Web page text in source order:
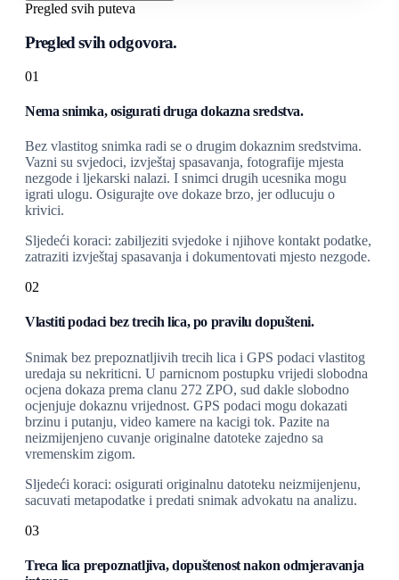
Pregled svih puteva
Pregled svih odgovora.
01
Nema snimka, osigurati druga dokazna sredstva.
Bez vlastitog snimka radi se o drugim dokaznim sredstvima.
Vazni su svjedoci, izvještaj spasavanja, fotografije mjesta
nezgode i ljekarski nalazi. I snimci drugih ucesnika mogu
igrati ulogu. Osigurajte ove dokaze brzo, jer odlucuju o
krivici.
Sljedeći koraci: zabiljeziti svjedoke i njihove kontakt podatke,
zatraziti izvještaj spasavanja i dokumentovati mjesto nezgode.
02
Vlastiti podaci bez trecih lica, po pravilu dopušteni.
Snimak bez prepoznatljivih trecih lica i GPS podaci vlastitog
uredaja su nekriticni. U parnicnom postupku vrijedi slobodna
ocjena dokaza prema clanu 272 ZPO, sud dakle slobodno
ocjenjuje dokaznu vrijednost. GPS podaci mogu dokazati
brzinu i putanju, video kamere na kacigi tok. Pazite na
neizmijenjeno cuvanje originalne datoteke zajedno sa
vremenskim zigom.
Sljedeći koraci: osigurati originalnu datoteku neizmijenjenu,
sacuvati metapodatke i predati snimak advokatu na analizu.
03
Treca lica prepoznatljiva, dopuštenost nakon odmjeravanja